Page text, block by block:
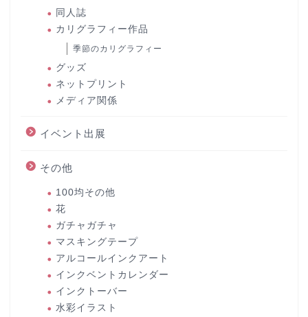
同人誌
カリグラフィー作品
季節のカリグラフィー
グッズ
ネットプリント
メディア関係
イベント出展
その他
100均その他
花
ガチャガチャ
マスキングテープ
アルコールインクアート
インクベントカレンダー
インクトーバー
水彩イラスト